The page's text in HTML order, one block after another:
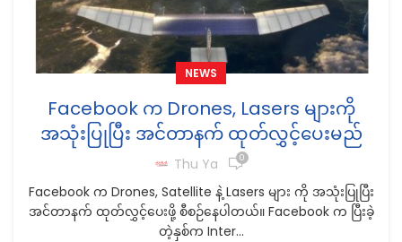
NEWS
Facebook က Drones, Lasers များကို
အသုံးပြုပြီး အင်တာနက် ထုတ်လွှင့်ပေးမည်
Thu Ya 0
Facebook က Drones, Satellite နဲ့ Lasers များ ကို အသုံးပြုပြီး
အင်တာနက် ထုတ်လွှင့်ပေးဖို့ စီစဉ်နေပါတယ်။ Facebook က ပြီးခဲ့
တဲ့နှစ်က Inter...